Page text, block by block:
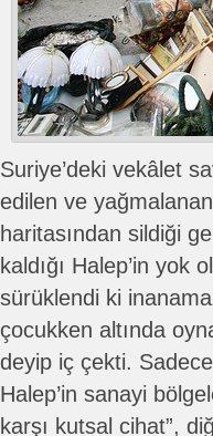
Suriye’deki vekâlet
edilen ve
haritasından sildiği
kaldığı Halep’in
sürüklendi ki
çocukken altında
deyip iç çekti.
Halep’in sanayi
karşı kutsal cihat”,